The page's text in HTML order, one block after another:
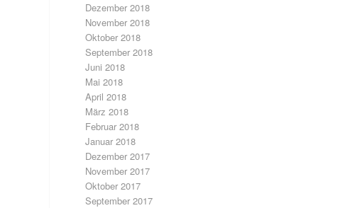
Dezember 2018
November 2018
Oktober 2018
September 2018
Juni 2018
Mai 2018
April 2018
März 2018
Februar 2018
Januar 2018
Dezember 2017
November 2017
Oktober 2017
September 2017